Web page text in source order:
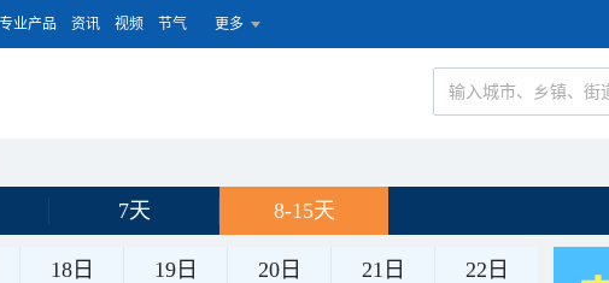
专业产品 资讯 视频 节气 更多
7天 8-15天
18日 19日 20日 21日 22日